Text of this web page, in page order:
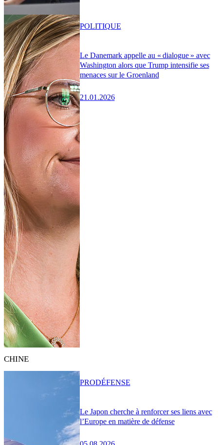
Le Danemark appelle au « dialogue » avec
Washington alors que Trump intensifie ses
menaces sur le Groenland
21.01.2026
POLITIQUE
CHINE
Le Japon cherche à renforcer ses liens avec
l’Europe en matière de défense
PRODÉFENSE